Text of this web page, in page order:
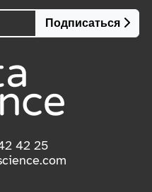
Подписаться
42 25